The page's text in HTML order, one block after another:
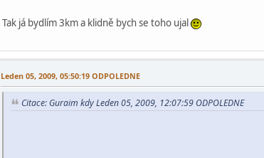
Tak já bydlím 3km a klidně bych se toho ujal
Leden 05, 2009, 05:50:19 ODPOLEDNE
Citace: Guraim kdy Leden 05, 2009, 12:07:59 ODPOLEDNE